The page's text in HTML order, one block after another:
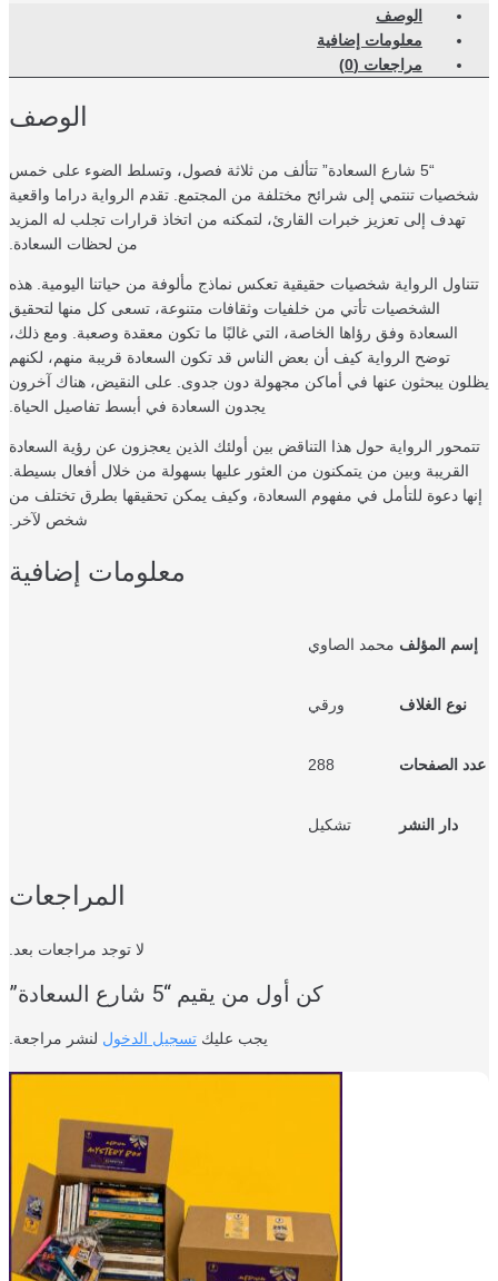
الوصف
معلومات إضافية
مراجعات (0)
الوصف
“5 شارع السعادة” تتألف من ثلاثة فصول، وتسلط الضوء على خمس
تنتمي إلى شرائح مختلفة من المجتمع. تقدم الرواية دراما واقعية
تهدف إلى تعزيز خبرات القارئ، لتمكنه من اتخاذ قرارات تجلب له المزيد
من لحظات السعادة.
الرواية شخصيات حقيقية تعكس نماذج مألوفة من حياتنا اليومية. هذه
الشخصيات تأتي من خلفيات وثقافات متنوعة، تسعى كل منها لتحقيق
السعادة وفق رؤاها الخاصة، التي غالبًا ما تكون معقدة وصعبة. ومع ذلك،
توضح الرواية كيف أن بعض الناس قد تكون السعادة قريبة منهم، لكنهم
يبحثون عنها في أماكن مجهولة دون جدوى. على النقيض، هناك آخرون
يجدون السعادة في أبسط تفاصيل الحياة.
الرواية حول هذا التناقض بين أولئك الذين يعجزون عن رؤية السعادة
القريبة وبين من يتمكنون من العثور عليها بسهولة من خلال أفعال بسيطة.
دعوة للتأمل في مفهوم السعادة، وكيف يمكن تحقيقها بطرق تختلف من
شخص لآخر.
معلومات إضافية
المؤلف محمد الصاوي
نوع الغلاف ورقي
الصفحات
دار النشر تشكيل
المراجعات
لا توجد مراجعات بعد.
كن أول من يقيم “5 شارع السعادة”
يجب عليكتسجيل الدخوللنشر مراجعة.